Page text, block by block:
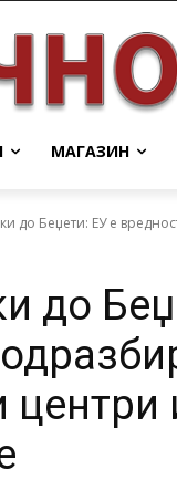
МАГАЗИН
до Беџети: ЕУ е
до